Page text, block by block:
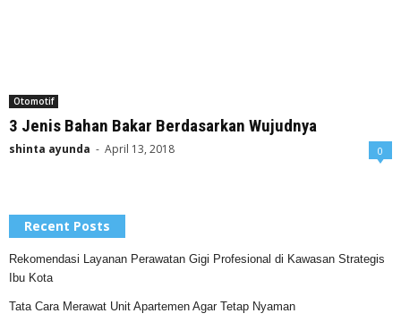
Otomotif
3 Jenis Bahan Bakar Berdasarkan Wujudnya
shinta ayunda - April 13, 2018 0
Recent Posts
Rekomendasi Layanan Perawatan Gigi Profesional di Kawasan Strategis
Ibu Kota
Tata Cara Merawat Unit Apartemen Agar Tetap Nyaman